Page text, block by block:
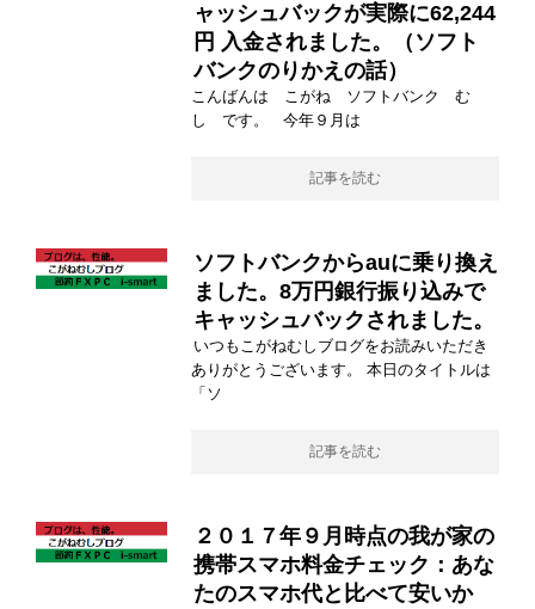
ャッシュバックが実際に62,244
円 入金されました。（ソフト
バンクのりかえの話）
こんばんは こがね ソフトバンク む
し です。 今年９月は
記事を読む
ソフトバンクからauに乗り換え
ました。8万円銀行振り込みで
キャッシュバックされました。
いつもこがねむしブログをお読みいただき
ありがとうございます。 本日のタイトルは
「ソ
記事を読む
２０１７年９月時点の我が家の
携帯スマホ料金チェック：あな
たのスマホ代と比べて安いか